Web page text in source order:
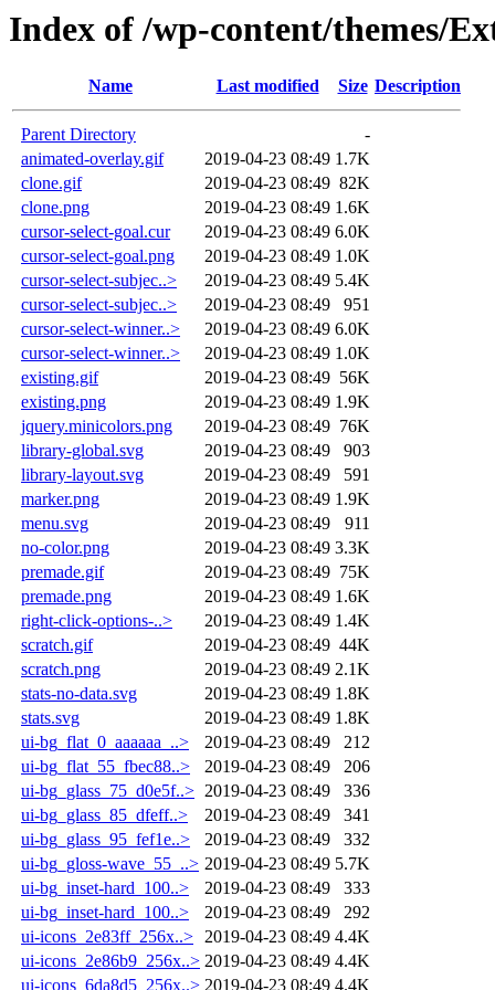
Index of /wp-content/themes/
Name Last modified Size Description
Parent Directory
-
animated-overlay.gif
2019-04-23 08:49 1.7K
clone.gif
2019-04-23 08:49 82K
clone.png
2019-04-23 08:49 1.6K
cursor-select-goal.cur
2019-04-23 08:49 6.0K
cursor-select-goal.png
2019-04-23 08:49 1.0K
cursor-select-subjec..>
2019-04-23 08:49 5.4K
cursor-select-subjec..>
2019-04-23 08:49
951
cursor-select-winner..>
2019-04-23 08:49 6.0K
cursor-select-winner..>
2019-04-23 08:49 1.0K
existing.gif
2019-04-23 08:49 56K
existing.png
2019-04-23 08:49 1.9K
jquery.minicolors.png
2019-04-23 08:49 76K
library-global.svg
2019-04-23 08:49
903
library-layout.svg
2019-04-23 08:49
591
marker.png
2019-04-23 08:49 1.9K
menu.svg
2019-04-23 08:49
911
no-color.png
2019-04-23 08:49 3.3K
premade.gif
2019-04-23 08:49 75K
premade.png
2019-04-23 08:49 1.6K
right-click-options-..>
2019-04-23 08:49 1.4K
scratch.gif
2019-04-23 08:49 44K
scratch.png
2019-04-23 08:49 2.1K
stats-no-data.svg
2019-04-23 08:49 1.8K
stats.svg
2019-04-23 08:49 1.8K
ui-bg_flat_0_aaaaaa_..>
2019-04-23 08:49
212
ui-bg_flat_55_fbec88..>
2019-04-23 08:49
206
ui-bg_glass_75_d0e5f..> 2019-04-23 08:49
336
ui-bg_glass_85_dfeff..>
2019-04-23 08:49
341
ui-bg_glass_95_fef1e..>
2019-04-23 08:49
332
ui-bg_gloss-wave_55_..> 2019-04-23 08:49 5.7K
ui-bg_inset-hard_100..>
2019-04-23 08:49
333
ui-bg_inset-hard_100..>
2019-04-23 08:49
292
ui-icons_2e83ff_256x..> 2019-04-23 08:49 4.4K
ui-icons_2e86b9_256x..> 2019-04-23 08:49 4.4K
ui-icons_6da8d5_256x..> 2019-04-23 08:49 4.4K